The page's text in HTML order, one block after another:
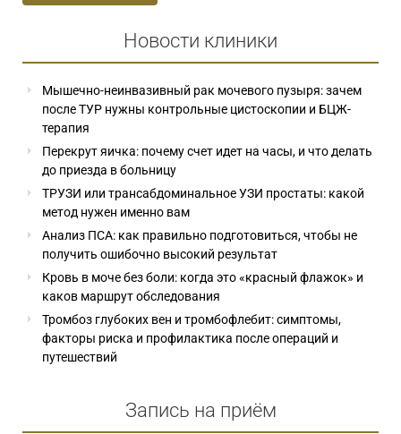
Новости клиники
Мышечно-неинвазивный рак мочевого пузыря: зачем
после ТУР нужны контрольные цистоскопии и БЦЖ-
терапия
Перекрут яичка: почему счет идет на часы, и что делать
до приезда в больницу
ТРУЗИ или трансабдоминальное УЗИ простаты: какой
метод нужен именно вам
Анализ ПСА: как правильно подготовиться, чтобы не
получить ошибочно высокий результат
Кровь в моче без боли: когда это «красный флажок» и
каков маршрут обследования
Тромбоз глубоких вен и тромбофлебит: симптомы,
факторы риска и профилактика после операций и
путешествий
Запись на приём